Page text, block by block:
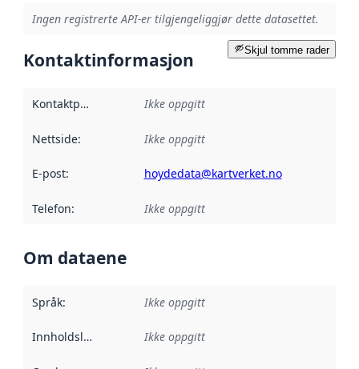
Ingen registrerte API-er tilgjengeliggjør dette datasettet.
Skjul tomme rader
Kontaktinformasjon
Kontaktpunkt Ikke oppgitt
Nettside: Ikke oppgitt
E-post: hoydedata@kartverket.no
Telefon: Ikke oppgitt
Om dataene
Språk: Ikke oppgitt
Innholdsleverandører :
Ikke oppgitt